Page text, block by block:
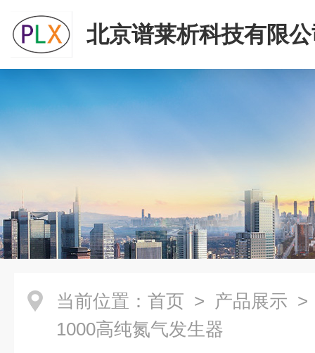
北京谱莱析科技有限
当前位置： 首页 > 产品展示
1000高纯氮气发生器